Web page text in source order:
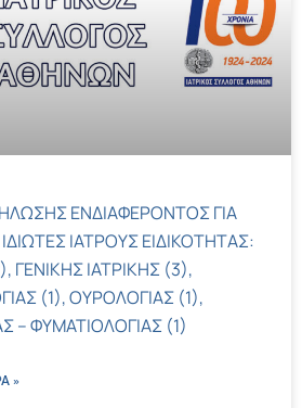
ΕΝΔΙΑΦΕΡΟΝΤΟΣ ΓΙΑ
ΙΑΤΡΟΥΣ ΕΙΔΙΚΟΤΗΤΑΣ:
ΓΕΝΙΚΗΣ ΙΑΤΡΙΚΗΣ (3),
(1), ΟΥΡΟΛΟΓΙΑΣ (1),
– ΦΥΜΑΤΙΟΛΟΓΙΑΣ (1)
»